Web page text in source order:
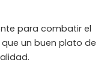
para combatir el
un buen plato de